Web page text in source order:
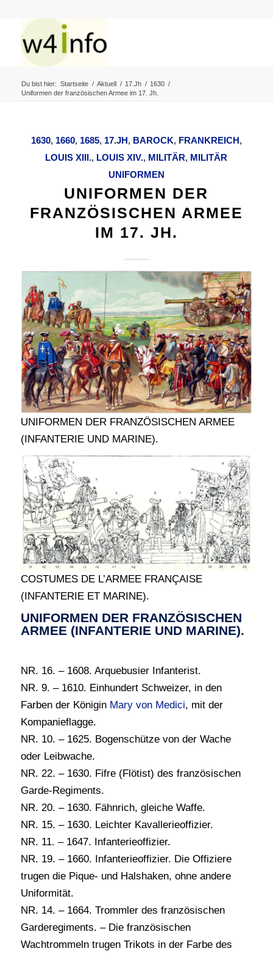
Du bist hier: Startseite / Aktuell / 17.Jh / 1630 /
Uniformen der französischen Armee im 17. Jh.
1630, 1660, 1685, 17.JH, BAROCK, FRANKREICH,
LOUIS XIII., LOUIS XIV., MILITÄR, MILITÄR
UNIFORMEN
UNIFORMEN DER
FRANZÖSISCHEN ARMEE
IM 17. JH.
UNIFORMEN DER FRANZÖSISCHEN ARMEE
(INFANTERIE UND MARINE).
COSTUMES DE L’ARMEE FRANÇAISE
(INFANTERIE ET MARINE).
UNIFORMEN DER FRANZÖSISCHEN
ARMEE (INFANTERIE UND MARINE).
NR. 16. – 1608. Arquebusier Infanterist.
NR. 9. – 1610. Einhundert Schweizer, in den
Farben der Königin Mary von Medici, mit der
Kompanieflagge.
NR. 10. – 1625. Bogenschütze von der Wache
oder Leibwache.
NR. 22. – 1630. Fifre (Flötist) des französischen
Garde-Regiments.
NR. 20. – 1630. Fähnrich, gleiche Waffe.
NR. 15. – 1630. Leichter Kavallerieoffizier.
NR. 11. – 1647. Infanterieoffizier.
NR. 19. – 1660. Infanterieoffizier. Die Offiziere
trugen die Pique- und Halshaken, ohne andere
Uniformität.
NR. 14. – 1664. Trommler des französischen
Garderegiments. – Die französischen
Wachtrommeln trugen Trikots in der Farbe des